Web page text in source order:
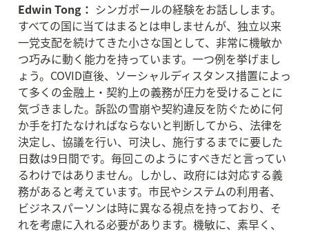
Edwin Tong： シンガポールの経験をお話しします。
すべての国に当てはまるとは申しませんが、独立以来
一党支配を続けてきた小さな国として、非常に機敏か
つ巧みに動く能力を持っています。一つ例を挙げまし
ょう。COVID直後、ソーシャルディスタンス措置によっ
て多くの金融上・契約上の義務が圧力を受けることに
気づきました。訴訟の雪崩や契約違反を防ぐために何
か手を打たなければならないと判断してから、法律を
決定し、協議を行い、可決し、施行するまでに要した
日数は9日間です。毎回このようにすべきだと言ってい
るわけではありません。しかし、政府には対応する義
務があると考えています。市民やシステムの利用者、
ビジネスパーソンは時に異なる視点を持っており、そ
れを考慮に入れる必要があります。機敏に、素早く、